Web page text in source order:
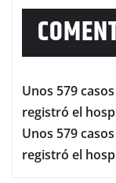
Unos 579
registró el
Unos 579
registró el